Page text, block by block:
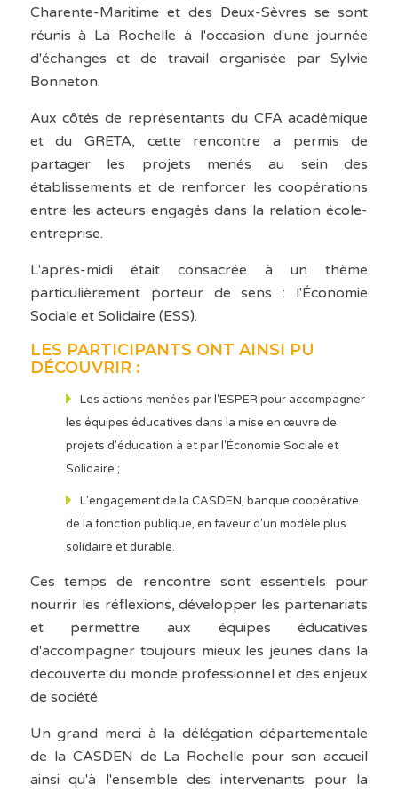
Charente-Maritime et des Deux-Sèvres se sont
réunis à La Rochelle à l'occasion d'une journée
d'échanges et de travail organisée par Sylvie
Bonneton.
Aux côtés de représentants du CFA académique
et du GRETA, cette rencontre a permis de
partager les projets menés au sein des
établissements et de renforcer les coopérations
entre les acteurs engagés dans la relation école-
entreprise.
L'après-midi était consacrée à un thème
particulièrement porteur de sens : l'Économie
Sociale et Solidaire (ESS).
LES PARTICIPANTS ONT AINSI PU
DÉCOUVRIR :
Les actions menées par l'ESPER pour accompagner
les équipes éducatives dans la mise en œuvre de
projets d'éducation à et par l'Économie Sociale et
Solidaire ;
L'engagement de la CASDEN, banque coopérative
de la fonction publique, en faveur d'un modèle plus
solidaire et durable.
Ces temps de rencontre sont essentiels pour
nourrir les réflexions, développer les partenariats
et permettre aux équipes éducatives
d'accompagner toujours mieux les jeunes dans la
découverte du monde professionnel et des enjeux
de société.
Un grand merci à la délégation départementale
de la CASDEN de La Rochelle pour son accueil
ainsi qu'à l'ensemble des intervenants pour la